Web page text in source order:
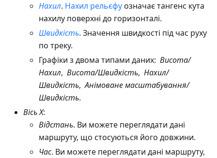
Нахил. Нахил рельєфуозначає тангенс кута
нахилу поверхні до горизонталі.
Швидкість. Значення швидкості під час руху
по треку.
Графіки з двома типами даних: Висота/
Нахил, Висота/Швидкість, Нахил/
Швидкість,Анімоване масштабування/
Швидкість.
Вісь X:
Відстань. Ви можете переглядати дані
маршруту, що стосуються його довжини.
Час. Ви можете переглядати дані маршруту,